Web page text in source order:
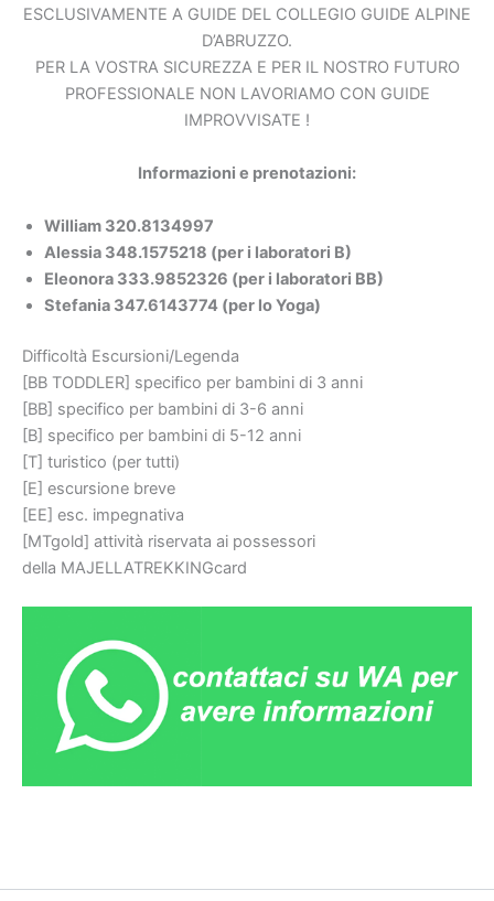
ESCLUSIVAMENTE A GUIDE DEL COLLEGIO GUIDE ALPINE
D’ABRUZZO.
PER LA VOSTRA SICUREZZA E PER IL NOSTRO FUTURO
PROFESSIONALE NON LAVORIAMO CON GUIDE
IMPROVVISATE !
Informazioni e prenotazioni:
William 320.8134997
Alessia 348.1575218 (per i laboratori B)
Eleonora 333.9852326 (per i laboratori BB)
Stefania 347.6143774 (per lo Yoga)
Difficoltà Escursioni/Legenda
[BB TODDLER] specifico per bambini di 3 anni
[BB] specifico per bambini di 3-6 anni
[B] specifico per bambini di 5-12 anni
[T] turistico (per tutti)
[E] escursione breve
[EE] esc. impegnativa
[MTgold] attività riservata ai possessori
della MAJELLATREKKINGcard